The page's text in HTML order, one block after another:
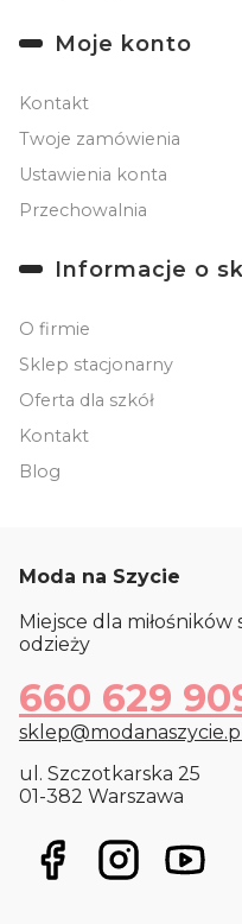
Moje konto
Kontakt
Twoje zamówienia
Ustawienia konta
Przechowalnia
Informacje o
O firmie
Sklep stacjonarny
Oferta dla szkół
Kontakt
Blog
Moda na Szycie
Miejsce dla
odzieży
660 629
sklep@modanaszycie.pl
ul. Szczotkarska 25
01-382 Warszawa